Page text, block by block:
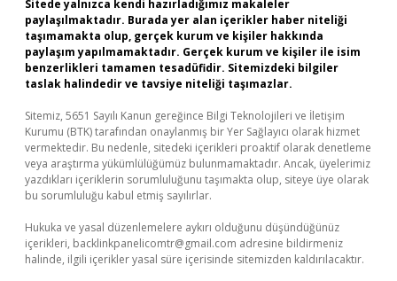
Sitede yalnızca kendi hazırladığımız makaleler
paylaşılmaktadır. Burada yer alan içerikler haber niteliği
taşımamakta olup, gerçek kurum ve kişiler hakkında
paylaşım yapılmamaktadır. Gerçek kurum ve kişiler ile isim
benzerlikleri tamamen tesadüfidir. Sitemizdeki bilgiler
taslak halindedir ve tavsiye niteliği taşımazlar.
Sitemiz, 5651 Sayılı Kanun gereğince Bilgi Teknolojileri ve İletişim
Kurumu (BTK) tarafından onaylanmış bir Yer Sağlayıcı olarak hizmet
vermektedir. Bu nedenle, sitedeki içerikleri proaktif olarak denetleme
veya araştırma yükümlülüğümüz bulunmamaktadır. Ancak, üyelerimiz
yazdıkları içeriklerin sorumluluğunu taşımakta olup, siteye üye olarak
bu sorumluluğu kabul etmiş sayılırlar.
Hukuka ve yasal düzenlemelere aykırı olduğunu düşündüğünüz
içerikleri, backlinkpanelicomtr@gmail.com adresine bildirmeniz
halinde, ilgili içerikler yasal süre içerisinde sitemizden kaldırılacaktır.